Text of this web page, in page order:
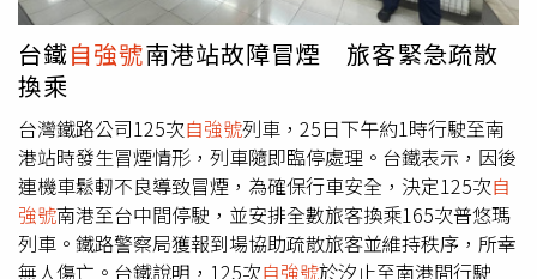
台鐵自強號南港站故障冒煙 旅客緊急疏散
換乘
台灣鐵路公司125次自強號列車，25日下午約1時行駛至南
港站時發生冒煙情形，列車隨即臨停處理。台鐵表示，因後
連機車鬆軔不良導致冒煙，為確保行車安全，決定125次自
強號南港至台中間停駛，並安排全數旅客換乘165次普悠瑪
列車。鐵路警察局獲報到場協助疏散旅客並維持秩序，所幸
無人傷亡。台鐵說明，125次自強號於汐止至南港間行駛